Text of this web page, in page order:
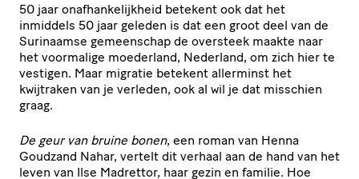
50 jaar onafhankelijkheid betekent ook dat het
inmiddels 50 jaar geleden is dat een groot deel van de
Surinaamse gemeenschap de oversteek maakte naar
het voormalige moederland, Nederland, om zich hier te
vestigen. Maar migratie betekent allerminst het
kwijtraken van je verleden, ook al wil je dat misschien
graag.
De geur van bruine bonen, een roman van Henna
Goudzand Nahar, vertelt dit verhaal aan de hand van het
leven van Ilse Madrettor, haar gezin en familie. Hoe